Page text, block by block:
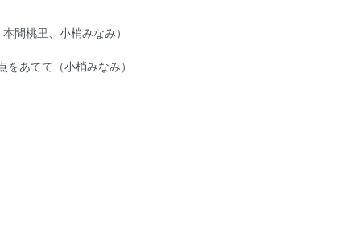
間桃里、小梢みなみ）
あてて（小梢みなみ）